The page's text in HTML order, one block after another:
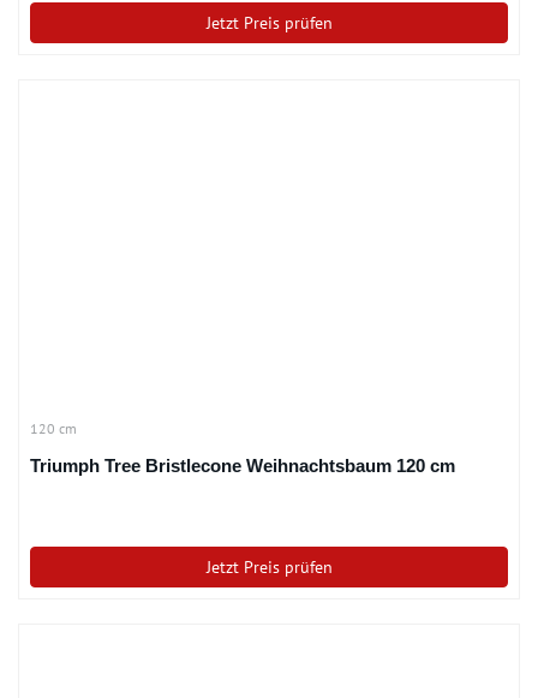
Jetzt Preis prüfen
120 cm
Triumph Tree Bristlecone Weihnachtsbaum 120 cm
Jetzt Preis prüfen